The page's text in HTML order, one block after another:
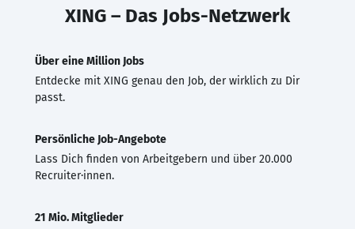
XING – Das Jobs-Netzwerk
Über eine Million Jobs
Entdecke mit XING genau den Job, der wirklich zu Dir
passt.
Persönliche Job-Angebote
Lass Dich finden von Arbeitgebern und über 20.000
Recruiter·innen.
21 Mio. Mitglieder